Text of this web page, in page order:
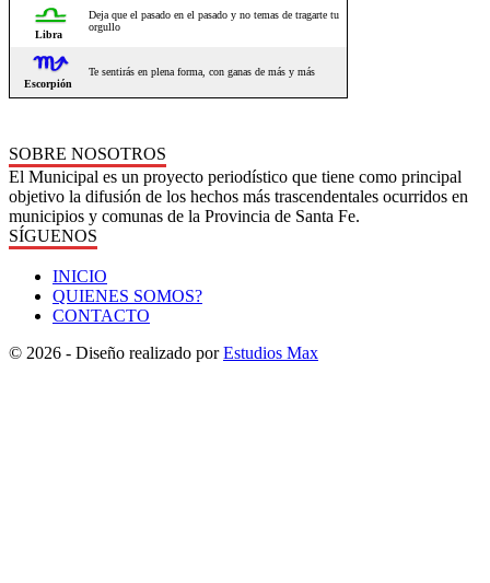
SOBRE NOSOTROS
El Municipal es un proyecto periodístico que tiene como principal
objetivo la difusión de los hechos más trascendentales ocurridos en
municipios y comunas de la Provincia de Santa Fe.
SÍGUENOS
INICIO
QUIENES SOMOS?
CONTACTO
© 2026 - Diseño realizado porEstudios Max